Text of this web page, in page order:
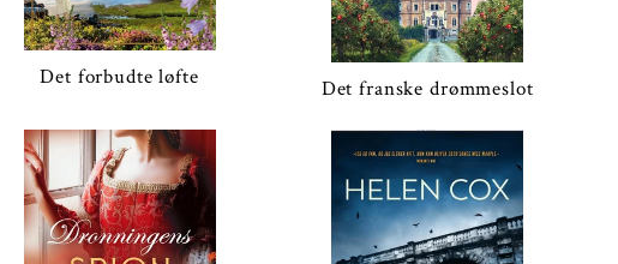
Det forbudte løfte Det franske drømmeslot